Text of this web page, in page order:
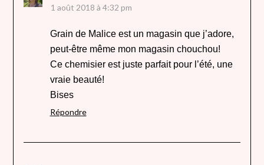
1 août 2018 à 4:32 pm
Grain de Malice est un magasin que j’adore,
peut-être même mon magasin chouchou!
Ce chemisier est juste parfait pour l’été, une
vraie beauté!
Bises
Répondre